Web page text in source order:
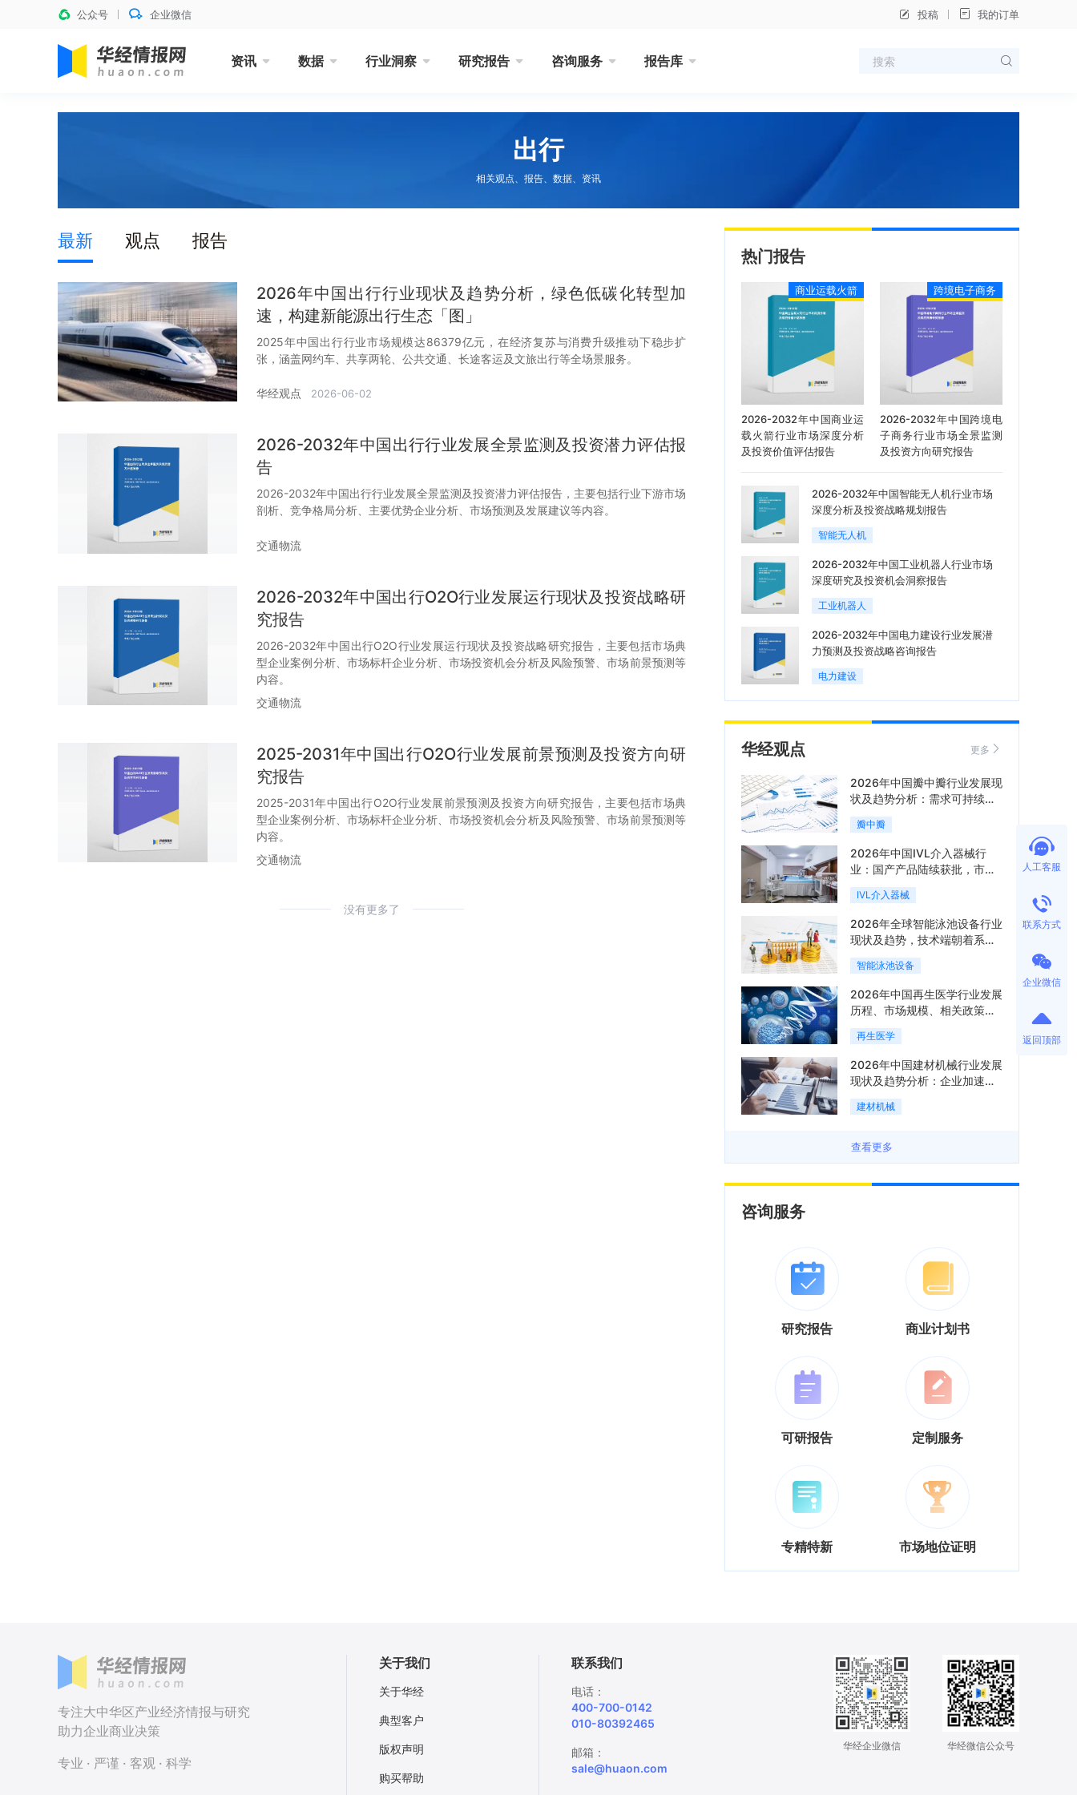
公众号 企业微信 投稿 我的订单
资讯 数据 行业洞察 研究报告 咨询服务 报告库
出行
相关观点、报告、数据、资讯
最新 观点 报告
2026年中国出行行业现状及趋势分析，绿色低碳化转型加
速，构建新能源出行生态「图」
2025年中国出行行业市场规模达86379亿元，在经济复苏与消费升级推动下稳步扩
张，涵盖网约车、共享两轮、公共交通、长途客运及文旅出行等全场景服务。
华经观点 2026-06-02
2026-2032年中国出行行业发展全景监测及投资潜力评估报
告
2026-2032年中国出行行业发展全景监测及投资潜力评估报告，主要包括行业下游市场
剖析、竞争格局分析、主要优势企业分析、市场预测及发展建议等内容。
交通物流
2026-2032年中国出行O2O行业发展运行现状及投资战略研
究报告
2026-2032年中国出行O2O行业发展运行现状及投资战略研究报告，主要包括市场典
型企业案例分析、市场标杆企业分析、市场投资机会分析及风险预警、市场前景预测等
内容。
交通物流
2025-2031年中国出行O2O行业发展前景预测及投资方向研
究报告
2025-2031年中国出行O2O行业发展前景预测及投资方向研究报告，主要包括市场典
型企业案例分析、市场标杆企业分析、市场投资机会分析及风险预警、市场前景预测等
内容。
交通物流
没有更多了
热门报告
商业运载火箭
2026-2032年中国商业运
载火箭行业市场深度分析
及投资价值评估报告
跨境电子商务
2026-2032年中国跨境电
子商务行业市场全景监测
及投资方向研究报告
2026-2032年中国智能无人机行业市场
深度分析及投资战略规划报告
智能无人机
2026-2032年中国工业机器人行业市场
深度研究及投资机会洞察报告
工业机器人
2026-2032年中国电力建设行业发展潜
力预测及投资战略咨询报告
电力建设
华经观点 更多
2026年中国瓣中瓣行业发展现
状及趋势分析：需求可持续释
放，市场发展前景良好「图」
瓣中瓣
2026年中国IVL介入器械行
业：国产产品陆续获批，市场
将进入持续高增长阶段「图」
IVL介入器械
2026年全球智能泳池设备行业
现状及趋势，技术端朝着系统
集成、绿色节能方向迭代
「图」
智能泳池设备
2026年中国再生医学行业发展
历程、市场规模、相关政策、
产业链、竞争格局及发展潜力
分析「图」
再生医学
2026年中国建材机械行业发展
现状及趋势分析：企业加速向
“装备+系统+服务”综合服务商
转型「图」
建材机械
查看更多
咨询服务
研究报告 商业计划书
可研报告 定制服务
专精特新 市场地位证明
人工客服
联系方式
企业微信
返回顶部
专注大中华区产业经济情报与研究
助力企业商业决策
专业 · 严谨 · 客观 · 科学
关于我们
关于华经
典型客户
版权声明
购买帮助
联系我们
电话：
400-700-0142
010-80392465
邮箱：
sale@huaon.com
华经企业微信 华经微信公众号